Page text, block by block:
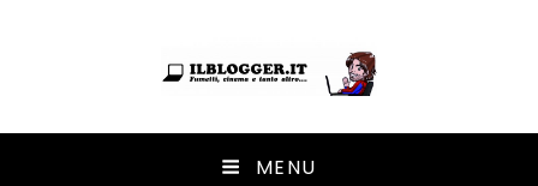
Ilblogger.it
Il portalino di blog | MENU